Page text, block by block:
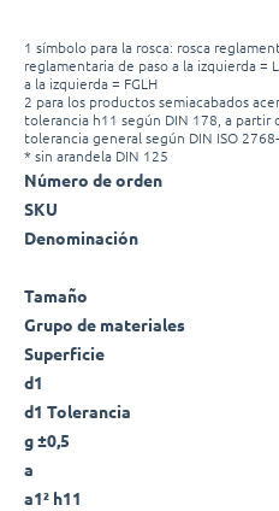
1 símbolo para la rosca: rosca
reglamentaria de paso a la izquierda =
a la izquierda = FGLH
2 para los productos semiacabados
tolerancia h11 según DIN 178, a partir
tolerancia general según DIN ISO
* sin arandela DIN 125
Número de orden
SKU
Denominación
Tamaño
Grupo de materiales
Superficie
d1
d1 Tolerancia
g ±0,5
a
a1² h11